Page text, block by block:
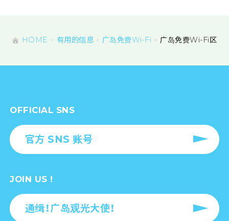
HOME 有用的信息 广岛免费Wi-Fi 广岛免费Wi-Fi区
OFFICIAL SNS
官方 SNS 账号
JOIN US !
通缉！广岛观光大使！